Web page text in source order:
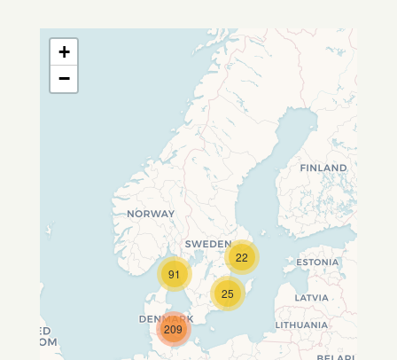
Travelers' Map wird geladen …
Wenn du dies siehst, nachdem
deine Seite vollständig geladen
wurde, fehlen leafletJS-Dateien.
22
25
209
91
+
−